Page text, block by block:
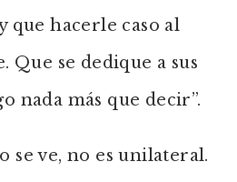
que hacerle caso al
Que se dedique a sus
nada más que decir”.
se ve, no es unilateral.